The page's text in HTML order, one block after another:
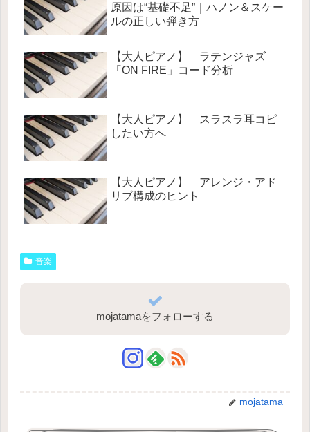
原因は“基礎不足”｜ハノン＆スケー
ルの正しい弾き方
【大人ピアノ】 ラテンジャズ
「ON FIRE」コード分析
【大人ピアノ】 スラスラ耳コピ
したい方へ
【大人ピアノ】 アレンジ・アド
リブ構成のヒント
音楽
mojatamaをフォローする
mojatama